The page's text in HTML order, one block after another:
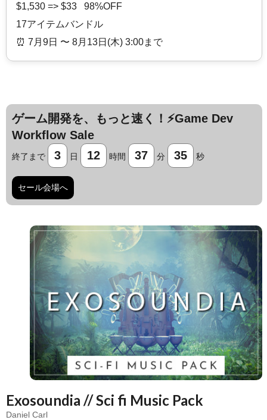
$1,530 => $33 98%OFF
17アイテムバンドル
⏰️ 7月9日 〜 8月13日(木) 3:00まで
ゲーム開発を、もっと速く！⚡️Game Dev
Workflow Sale
終了まで 3 日 12 時間 37 分 34 秒
セール会場へ
Exosoundia // Sci fi Music Pack
Daniel Carl